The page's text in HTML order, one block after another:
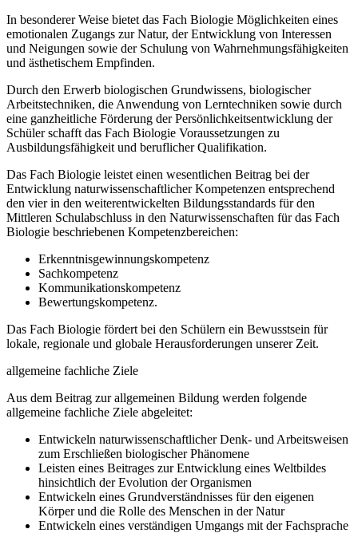
In besonderer Weise bietet das Fach Biologie Möglichkeiten eines
emotionalen Zugangs zur Natur, der Entwicklung von Interessen
und Neigungen sowie der Schulung von Wahrnehmungsfähigkeiten
und ästhetischem Empfinden.
Durch den Erwerb biologischen Grundwissens, biologischer
Arbeitstechniken, die Anwendung von Lerntechniken sowie durch
eine ganzheitliche Förderung der Persönlichkeitsentwicklung der
Schüler schafft das Fach Biologie Voraussetzungen zu
Ausbildungsfähigkeit und beruflicher Qualifikation.
Das Fach Biologie leistet einen wesentlichen Beitrag bei der
Entwicklung naturwissenschaftlicher Kompetenzen entsprechend
den vier in den weiterentwickelten Bildungsstandards für den
Mittleren Schulabschluss in den Naturwissenschaften für das Fach
Biologie beschriebenen Kompetenzbereichen:
Erkenntnisgewinnungskompetenz
Sachkompetenz
Kommunikationskompetenz
Bewertungskompetenz.
Das Fach Biologie fördert bei den Schülern ein Bewusstsein für
lokale, regionale und globale Herausforderungen unserer Zeit.
allgemeine fachliche Ziele
Aus dem Beitrag zur allgemeinen Bildung werden folgende
allgemeine fachliche Ziele abgeleitet:
Entwickeln naturwissenschaftlicher Denk- und Arbeitsweisen
zum Erschließen biologischer Phänomene
Leisten eines Beitrages zur Entwicklung eines Weltbildes
hinsichtlich der Evolution der Organismen
Entwickeln eines Grundverständnisses für den eigenen
Körper und die Rolle des Menschen in der Natur
Entwickeln eines verständigen Umgangs mit der Fachsprache